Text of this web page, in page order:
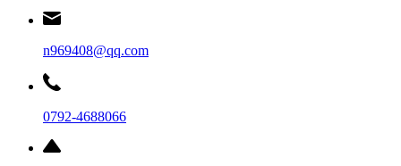
n969408@qq.com
0792-4688066